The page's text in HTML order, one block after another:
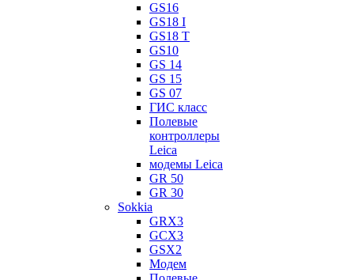
GS16
GS18 I
GS18 T
GS10
GS 14
GS 15
GS 07
ГИС класс
Полевые
контроллеры
Leica
модемы Leica
GR 50
GR 30
Sokkia
GRX3
GCX3
GSX2
Модем